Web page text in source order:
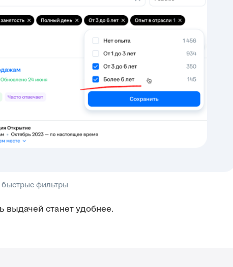
быстрые фильтры
выдачей станет удобнее.